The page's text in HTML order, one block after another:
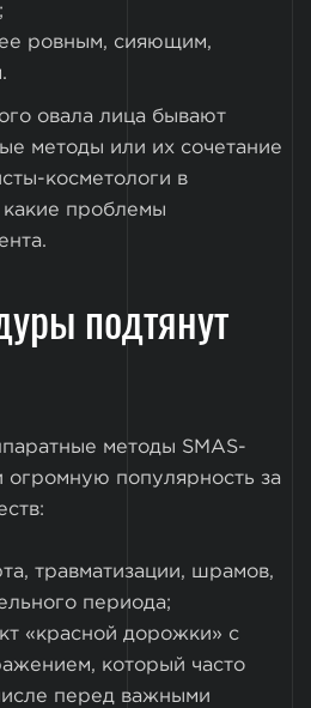
ровным, сияющим,
овала лица бывают
методы или их сочетание
косметологи в
какие проблемы
подтянут
методы SMAS-
популярность за
травматизации, шрамов,
периода;
«красной дорожки» с
который часто
перед важными